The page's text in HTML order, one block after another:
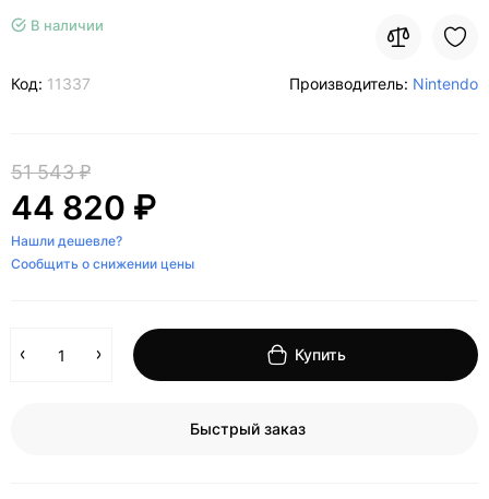
В наличии
Код: 11337 Производитель: Nintendo
51 543 ₽
44 820 ₽
Нашли дешевле?
Сообщить о снижении цены
Купить
Быстрый заказ